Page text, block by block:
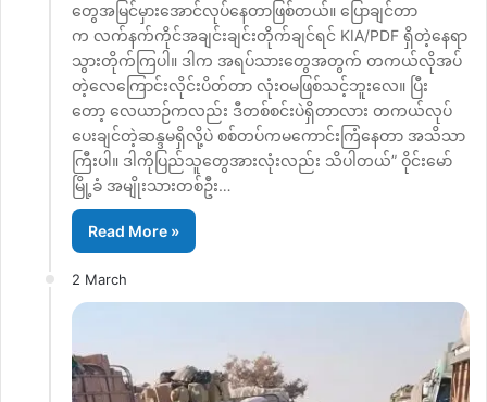
တွေအမြင်မှားအောင်လုပ်နေတာဖြစ်တယ်။ ပြောချင်တာ
က လက်နက်ကိုင်အချင်းချင်းတိုက်ချင်ရင် KIA/PDF ရှိတဲ့နေရာ
သွားတိုက်ကြပါ။ ဒါက အရပ်သားတွေအတွက် တကယ်လိုအပ်
တဲ့လေကြောင်းလိုင်းပိတ်တာ လုံးဝမဖြစ်သင့်ဘူးလေ။ ပြီး
တော့ လေယာဉ်ကလည်း ဒီတစ်စင်းပဲရှိတာလား တကယ်လုပ်
ပေးချင်တဲ့ဆန္ဒမရှိလို့ပဲ စစ်တပ်ကမကောင်းကြံနေတာ အသိသာ
ကြီးပါ။ ဒါကိုပြည်သူတွေအားလုံးလည်း သိပါတယ်” ဝိုင်းမော်
မြို့ခံ အမျိုးသားတစ်ဦး…
Read More »
2 March